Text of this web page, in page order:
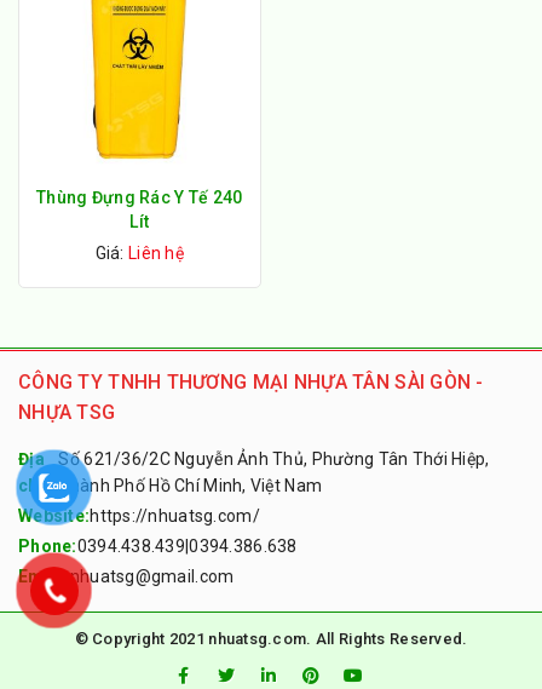
Thùng Đựng Rác Y Tế 240
Lít
Giá: Liên hệ
CÔNG TY TNHH THƯƠNG MẠI NHỰA TÂN SÀI GÒN -
NHỰA TSG
Địa
chỉ:
Số 621/36/2C Nguyễn Ảnh Thủ, Phường Tân Thới Hiệp,
Thành Phố Hồ Chí Minh, Việt Nam
Website:https://nhuatsg.com/
Phone:0394.438.439 |0394.386.638
Email:nhuatsg@gmail.com
© Copyright 2021 nhuatsg.com. All Rights Reserved.